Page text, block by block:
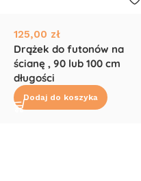
125,00 zł
Drążek do futonów na
ścianę , 90 lub 100 cm
długości
Dodaj do koszyka